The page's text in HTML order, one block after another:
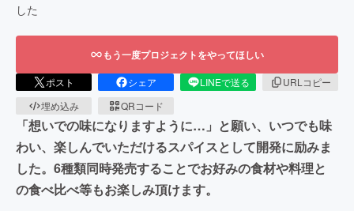
した
もう一度プロジェクトをやってほしい
ポスト シェア LINEで送る
URLコピー
埋め込み
QRコード
「想いでの味になりますように…」と願い、いつでも味
わい、楽しんでいただけるスパイスとして開発に励みま
した。6種類同時発売することでお好みの食材や料理と
の食べ比べ等もお楽しみ頂けます。